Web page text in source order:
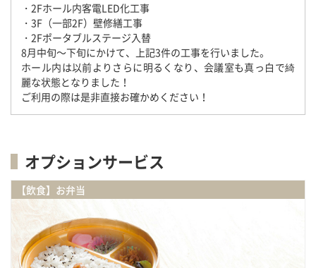
・2Fホール内客電LED化工事
・3F（一部2F）壁修繕工事
・2Fポータブルステージ入替
8月中旬～下旬にかけて、上記3件の工事を行いました。
ホール内は以前よりさらに明るくなり、会議室も真っ白で綺
麗な状態となりました！
ご利用の際は是非直接お確かめください！
オプションサービス
【飲食】お弁当